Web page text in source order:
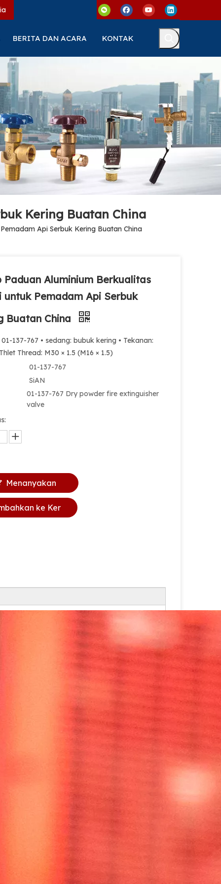
BERITA DAN ACARA KONTAK
Kering Buatan China
Api Serbuk Kering Buatan China
Paduan Aluminium Berkualitas
untuk Pemadam Api Serbuk
Buatan China
01-137-767 • sedang: bubuk kering • Tekanan:
Thread: M30 × 1.5 (M16 × 1.5)
01-137-767
SiAN
01-137-767 Dry powder fire extinguisher
valve
Menanyakan
ke Ker